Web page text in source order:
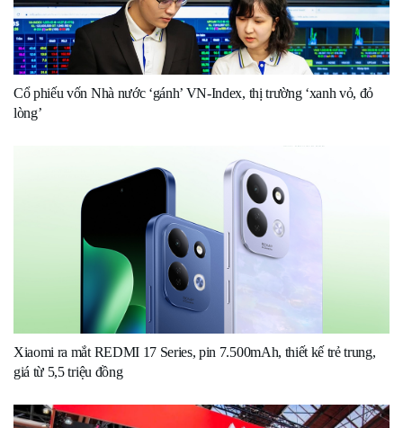
Cổ phiếu vốn Nhà nước ‘gánh’ VN-Index, thị trường ‘xanh vỏ, đỏ
lòng’
Xiaomi ra mắt REDMI 17 Series, pin 7.500mAh, thiết kế trẻ trung,
giá từ 5,5 triệu đồng